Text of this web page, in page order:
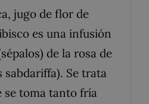
jugo de flor de
es una infusión
de la rosa de
sabdariffa). Se trata
se toma tanto fría